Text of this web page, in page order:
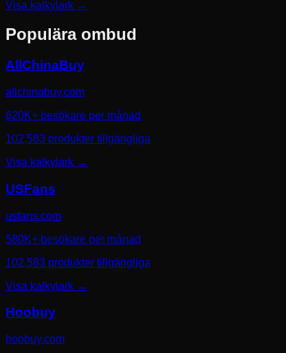
Visa kalkylark →
Populära ombud
AllChinaBuy
allchinabuy.com
620K+ besökare per månad
102,583 produkter tillgängliga
Visa kalkylark →
USFans
usfans.com
580K+ besökare per månad
102,583 produkter tillgängliga
Visa kalkylark →
Hoobuy
hoobuy.com